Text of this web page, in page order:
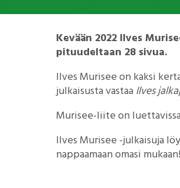
Kevään 2022 Ilves
pituudeltaan 28 sivua.
Ilves Murisee on kaksi
julkaisusta vastaaIlves
Murisee-liite on
Ilves Murisee -julkaisuja
nappaamaan omasi mukaan!